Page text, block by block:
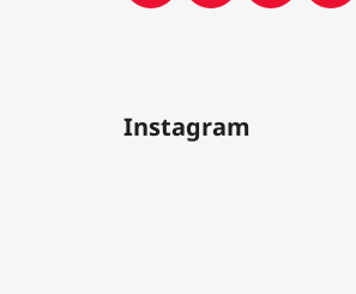
Instagram